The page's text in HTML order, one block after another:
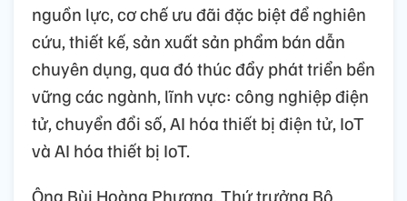
nguồn lực, cơ chế ưu đãi đặc biệt để nghiên
cứu, thiết kế, sản xuất sản phẩm bán dẫn
chuyên dụng, qua đó thúc đẩy phát triển bền
vững các ngành, lĩnh vực: công nghiệp điện
tử, chuyển đổi số, AI hóa thiết bị điện tử, IoT
và AI hóa thiết bị IoT.
Ông Bùi Hoàng Phương, Thứ trưởng Bộ